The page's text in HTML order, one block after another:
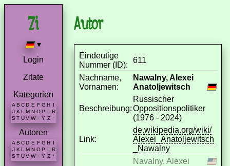
▾
Login
Zitate
Kategorien
A B C D E F G H I
J K L M N O P Q R
S T U V W X Y Z *
Autoren
A B C D E F G H
J K L M N O P Q R
S T U V W X Y Z *
Autor
Eindeutige
Nummer (ID):
611
Nachname,
Vornamen:
Nawalny, Alexei
Anatoljewitsch
Beschreibung:
Russischer
Oppositionspolitiker
(1976 - 2024)
Link:
de.wikipedia.org/wiki/
Alexei_Anatoljewitsch
_Nawalny
Navalny, Alexei